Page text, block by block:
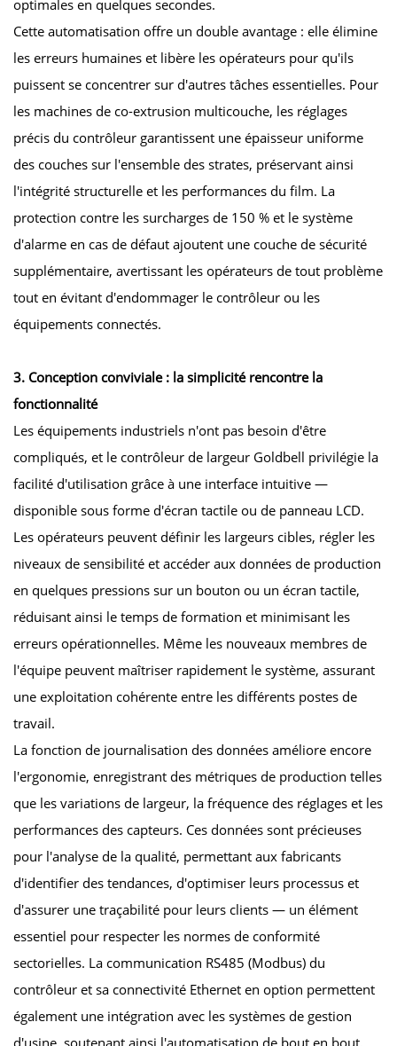
optimales en quelques secondes.
Cette automatisation offre un double avantage : elle élimine
les erreurs humaines et libère les opérateurs pour qu'ils
puissent se concentrer sur d'autres tâches essentielles. Pour
les machines de co-extrusion multicouche, les réglages
précis du contrôleur garantissent une épaisseur uniforme
des couches sur l'ensemble des strates, préservant ainsi
l'intégrité structurelle et les performances du film. La
protection contre les surcharges de 150 % et le système
d'alarme en cas de défaut ajoutent une couche de sécurité
supplémentaire, avertissant les opérateurs de tout problème
tout en évitant d'endommager le contrôleur ou les
équipements connectés.
3. Conception conviviale : la simplicité rencontre la
fonctionnalité
Les équipements industriels n'ont pas besoin d'être
compliqués, et le contrôleur de largeur Goldbell privilégie la
facilité d'utilisation grâce à une interface intuitive —
disponible sous forme d'écran tactile ou de panneau LCD.
Les opérateurs peuvent définir les largeurs cibles, régler les
niveaux de sensibilité et accéder aux données de production
en quelques pressions sur un bouton ou un écran tactile,
réduisant ainsi le temps de formation et minimisant les
erreurs opérationnelles. Même les nouveaux membres de
l'équipe peuvent maîtriser rapidement le système, assurant
une exploitation cohérente entre les différents postes de
travail.
La fonction de journalisation des données améliore encore
l'ergonomie, enregistrant des métriques de production telles
que les variations de largeur, la fréquence des réglages et les
performances des capteurs. Ces données sont précieuses
pour l'analyse de la qualité, permettant aux fabricants
d'identifier des tendances, d'optimiser leurs processus et
d'assurer une traçabilité pour leurs clients — un élément
essentiel pour respecter les normes de conformité
sectorielles. La communication RS485 (Modbus) du
contrôleur et sa connectivité Ethernet en option permettent
également une intégration avec les systèmes de gestion
d'usine, soutenant ainsi l'automatisation de bout en bout.